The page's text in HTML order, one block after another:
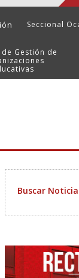
Seccional
de Gestión de
Buscar